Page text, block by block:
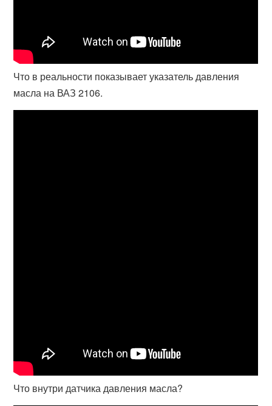
Что в реальности показывает указатель давления
масла на ВАЗ 2106.
Что внутри датчика давления масла?